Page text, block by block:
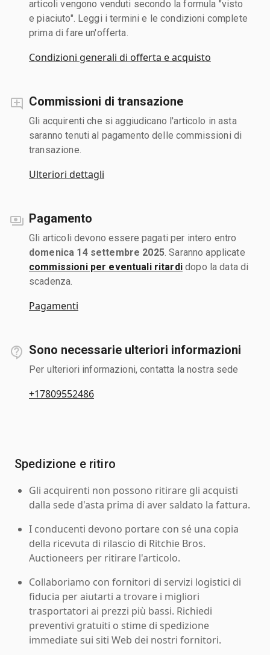
articoli vengono venduti secondo la formula "visto
e piaciuto". Leggi i termini e le condizioni complete
prima di fare un'offerta.
Condizioni generali di offerta e acquisto
Commissioni di transazione
Gli acquirenti che si aggiudicano l'articolo in asta
saranno tenuti al pagamento delle commissioni di
transazione.
Ulteriori dettagli
Pagamento
Gli articoli devono essere pagati per intero entro
domenica 14 settembre 2025. Saranno applicate
commissioni per eventuali ritardidopo la data di
scadenza.
Pagamenti
Sono necessarie ulteriori informazioni
Per ulteriori informazioni, contatta la nostra sede
+17809552486
Spedizione e ritiro
Gli acquirenti non possono ritirare gli acquisti
dalla sede d'asta prima di aver saldato la fattura.
I conducenti devono portare con sé una copia
della ricevuta di rilascio di Ritchie Bros.
Auctioneers per ritirare l'articolo.
Collaboriamo con fornitori di servizi logistici di
fiducia per aiutarti a trovare i migliori
trasportatori ai prezzi più bassi. Richiedi
preventivi gratuiti o stime di spedizione
immediate sui siti Web dei nostri fornitori.